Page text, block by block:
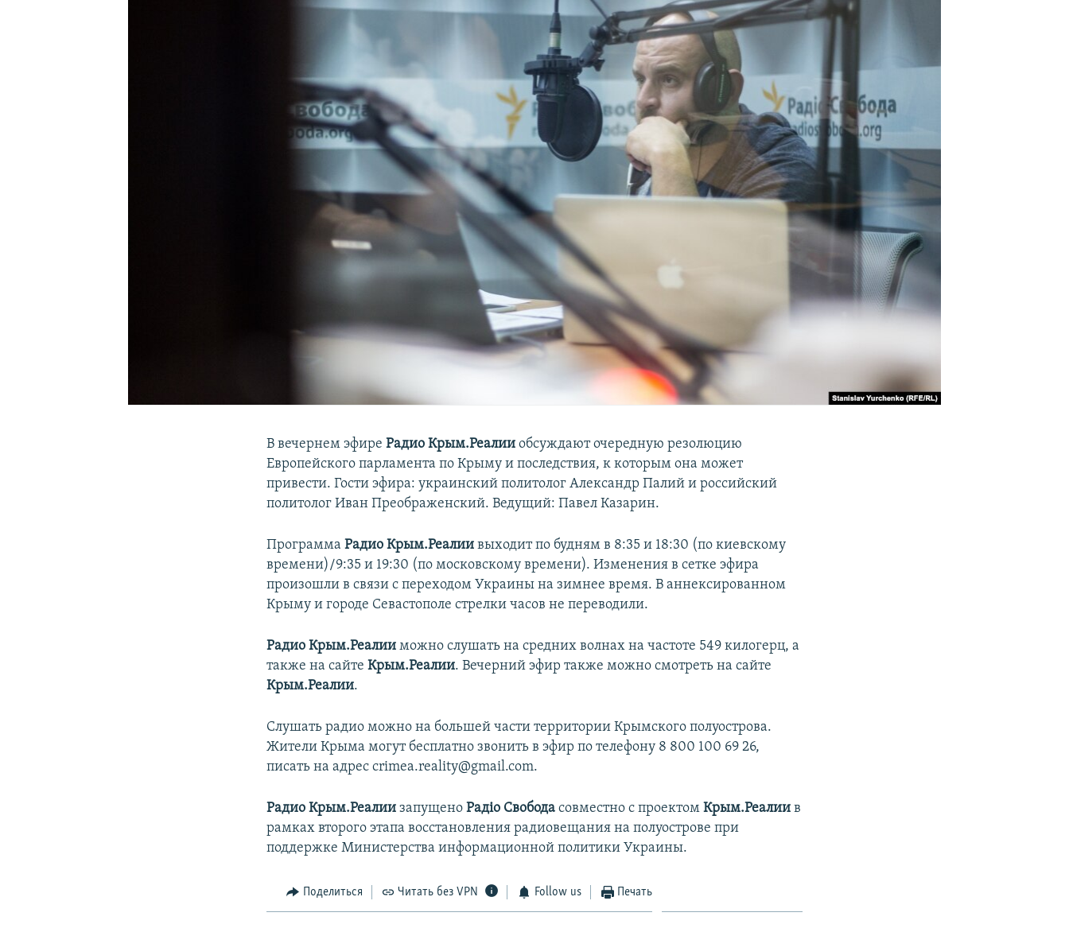
В вечернем эфиреРадио Крым.Реалии обсуждают очередную резолюцию
Европейского парламента по Крыму и последствия, к которым она может
привести. Гости эфира: украинский политолог Александр Палий и российский
политолог Иван Преображенский. Ведущий: Павел Казарин.
ПрограммаРадио Крым.Реалии выходит по будням в 8:35 и 18:30 (по киевскому
времени)/9:35 и 19:30 (по московскому времени). Изменения в сетке эфира
произошли в связи с переходом Украины на зимнее время. В аннексированном
Крыму и городе Севастополе стрелки часов не переводили.
Радио Крым.Реалии можно слушать на средних волнах на частоте 549 килогерц, а
также на сайтеКрым.Реалии. Вечерний эфир также можно смотреть на сайте
Крым.Реалии.
Слушать радио можно на большей части территории Крымского полуострова.
Жители Крыма могут бесплатно звонить в эфир по телефону 8 800 100 69 26,
писать на адрес crimea.reality@gmail.com.
Радио Крым.Реалиизапущено Радіо Свобода совместно с проектомКрым.Реалии в
рамках второго этапа восстановления радиовещания на полуострове при
поддержке Министерства информационной политики Украины.
Поделиться Читать без VPN Follow us Печать